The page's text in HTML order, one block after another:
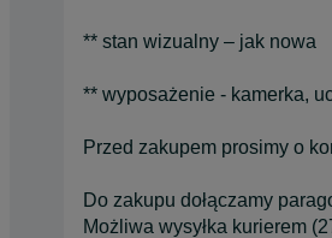
** stan wizualny – jak nowa
** wyposażenie - kamerka,
Przed zakupem prosimy o
Do zakupu dołączamy
Możliwa wysyłka kurierem